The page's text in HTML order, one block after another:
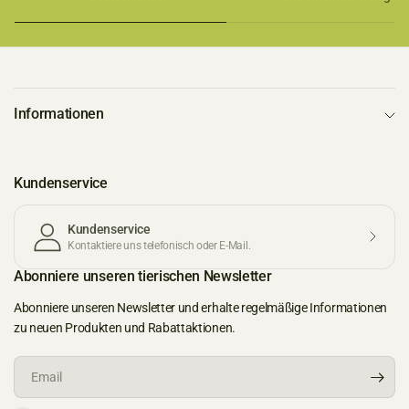
Informationen
Kundenservice
Kundenservice
Kontaktiere uns telefonisch oder E-Mail.
Abonniere unseren tierischen Newsletter
Abonniere unseren Newsletter und erhalte regelmäßige Informationen
zu neuen Produkten und Rabattaktionen.
Email